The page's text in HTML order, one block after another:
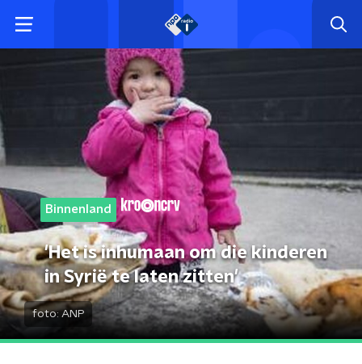
Binnenland
'Het is inhumaan om die kinderen
in Syrië te laten zitten'
foto: ANP